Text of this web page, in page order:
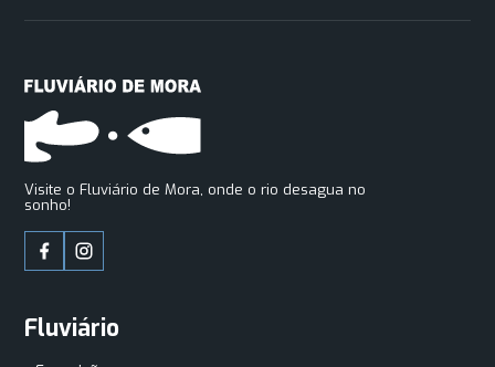
Visite o Fluviário de Mora, onde o rio desagua no
sonho!
Fluviário